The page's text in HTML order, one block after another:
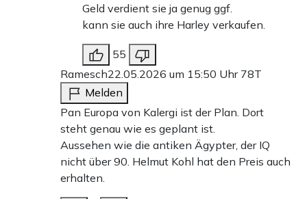
Geld verdient sie ja genug ggf.
kann sie auch ihre Harley verkaufen.
55
Ramesch22.05.2026 um 15:50 Uhr 78T
Melden
Pan Europa von Kalergi ist der Plan. Dort
steht genau wie es geplant ist.
Aussehen wie die antiken Ägypter, der IQ
nicht über 90. Helmut Kohl hat den Preis auch
erhalten.